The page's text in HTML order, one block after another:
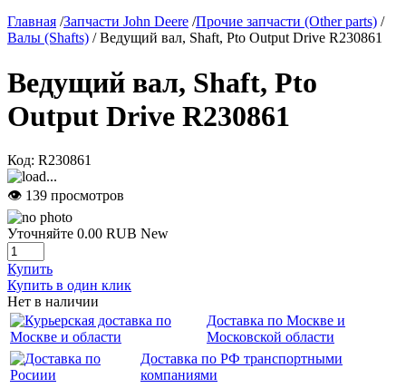
Главная /Запчасти John Deere /Прочие запчасти (Other parts) /
Валы (Shafts) / Ведущий вал, Shaft, Pto Output Drive R230861
Ведущий вал, Shaft, Pto
Output Drive R230861
Код: R230861
👁 139 просмотров
Уточняйте 0.00 RUB New
Купить
Купить в один клик
Нет в наличии
Доставка по Москве и
Московской области
Доставка по РФ транспортными
компаниями